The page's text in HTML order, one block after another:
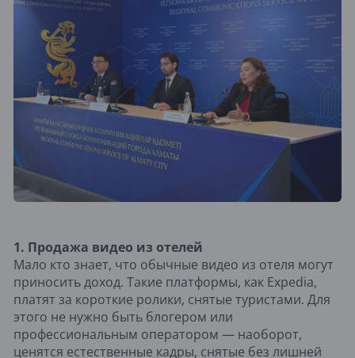
1. Продажа видео из отелей
Мало кто знает, что обычные видео из отеля могут
приносить доход. Такие платформы, как Expedia,
платят за короткие ролики, снятые туристами. Для
этого не нужно быть блогером или
профессиональным оператором — наоборот,
ценятся естественные кадры, снятые без лишней